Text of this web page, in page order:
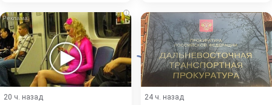
i
20 ч. назад
24 ч. назад